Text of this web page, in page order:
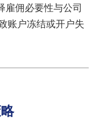
雇佣必要性与公司
账户冻结或开户失